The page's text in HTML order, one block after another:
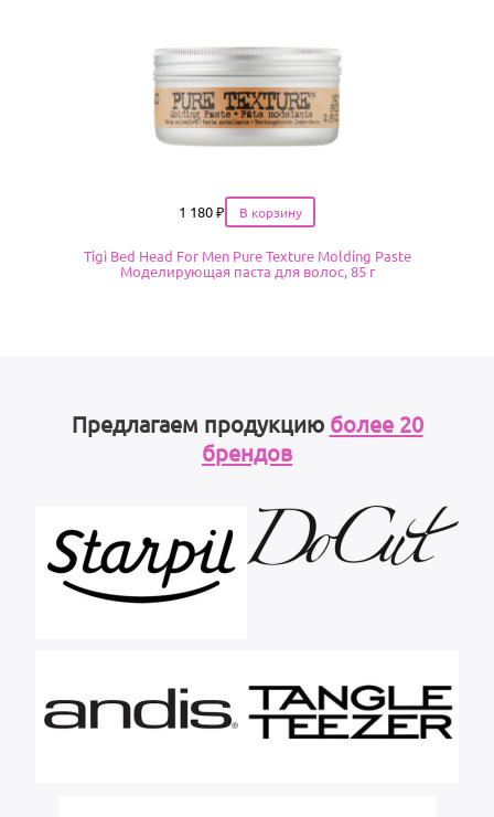
Цена
1 180 ₽
Tigi Bed Head For Men Pure Texture Molding Paste
Моделирующая паста для волос, 85 г
Предлагаем продукцию более 20
брендов